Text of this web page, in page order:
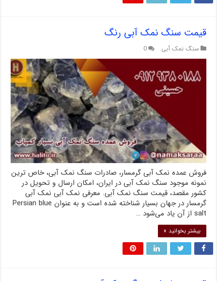
قیمت سنگ نمک آبی رنگ
سنگ نمک آبی 0
فروش عمده نمک آبی گرمسار، صادرات سنگ نمک آبی، خاص ترین
نمونه موجود سنگ نمک آبی در ایران، امکان ارسال و تحویل در
کشور مقصد، قیمت سنگ نمک آبی. معرفی نمک آبی نمک آبی
گرمسار در جهان بسیار شناخته شده است و به عنوان Persian blue
salt از آن یاد می‌شود …
بیشتر بخوانید »